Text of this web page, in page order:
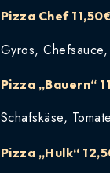
Pizza Chef
Gyros, Chefsauce,
Pizza „Bauern“
Schafskäse,
Pizza „Hulk“